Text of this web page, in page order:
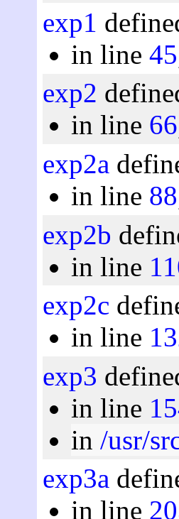
exp1
in line 45
exp2
in line 66
exp2a
in line 88
exp2b
in line
exp2c
in line
exp3
in line
in /usr/
exp3a
in line